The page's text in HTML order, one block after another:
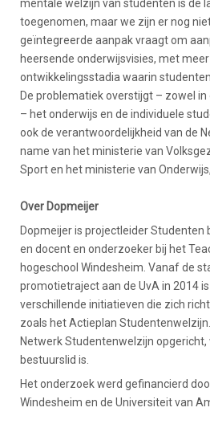
mentale welzijn van studenten is de
toegenomen, maar we zijn er nog
geïntegreerde aanpak vraagt om
heersende onderwijsvisies, met
ontwikkelingsstadia waarin
De problematiek overstijgt – zowel
– het onderwijs en de individuele
ook de verantwoordelijkheid van de
name van het ministerie van
Sport en het ministerie van
Over Dopmeijer
Dopmeijer is projectleider
en docent en onderzoeker bij het
hogeschool Windesheim. Vanaf de
promotietraject aan de UvA in 2014
verschillende initiatieven die zich
zoals het Actieplan
Netwerk Studentenwelzijn
bestuurslid is.
Het onderzoek werd gefinancierd
Windesheim en de Universiteit van